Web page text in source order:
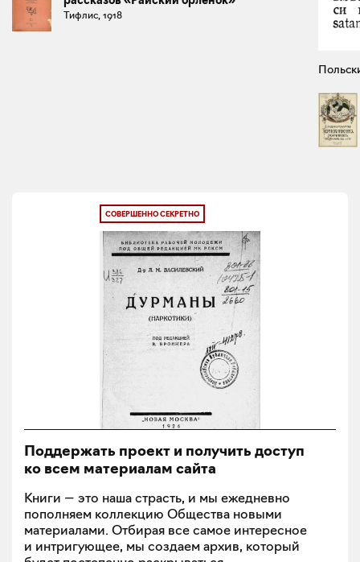
Тифлис, 1918
СОВЕРШЕННО СЕКРЕТНО
Поддержать проект и получить доступ
ко всем материалам сайта
Книги — это наша страсть, и мы ежедневно
пополняем коллекцию Общества новыми
материалами. Отбирая все самое интересное
и интригующее, мы создаем архив, который